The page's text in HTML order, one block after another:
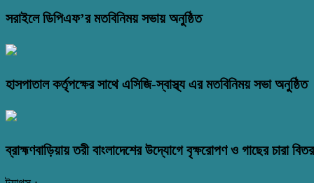
সরাইলে ডিপিএফ’র মতবিনিময় সভায় অনুষ্ঠিত
হাসপাতাল কর্তৃপক্ষের সাথে এসিজি-স্বাস্থ্য এর মতবিনিময় সভা অনুষ্ঠিত
ব্রাহ্মণবাড়িয়ায় তরী বাংলাদেশের উদ্যোগে বৃক্ষরোপণ ও গাছের চারা